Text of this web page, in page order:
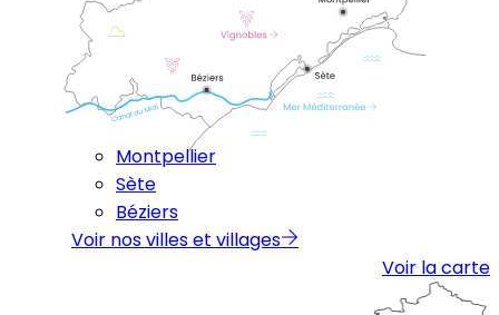
Montpellier
Sète
Béziers
Voir nos villes et villages
Voir la carte